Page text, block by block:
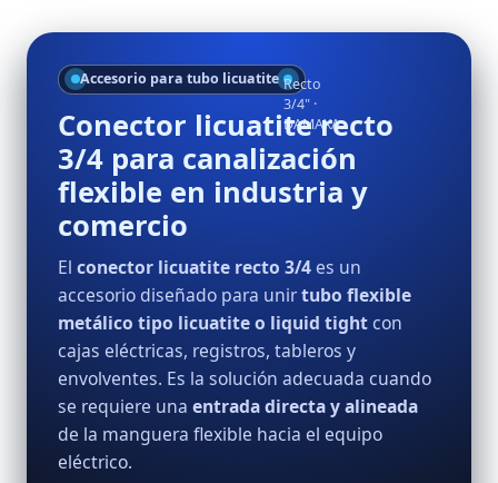
Accesorio para tubo licuatite Recto
3/4" ·
DAMAXA
Conector licuatite recto
3/4 para canalización
flexible en industria y
comercio
El conector licuatite recto 3/4 es un
accesorio diseñado para unirtubo flexible
metálico tipo licuatite o liquid tight con
cajas eléctricas, registros, tableros y
envolventes. Es la solución adecuada cuando
se requiere una entrada directa y alineada
de la manguera flexible hacia el equipo
eléctrico.